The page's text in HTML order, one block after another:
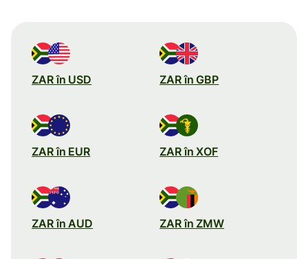
ZAR în USD ZAR în GBP
ZAR în EUR ZAR în XOF
ZAR în AUD ZAR în ZMW